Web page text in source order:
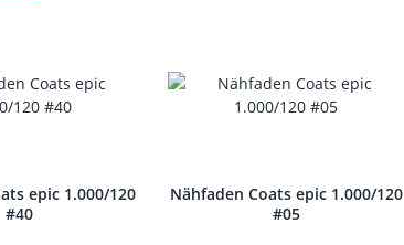
epic 1.000/120
#40
Nähfaden Coats epic 1.000/120
#05